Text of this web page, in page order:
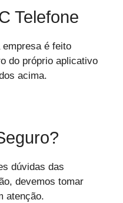
Telefone
é feito
do próprio aplicativo
acima.
dúvidas das
devemos tomar
atenção.